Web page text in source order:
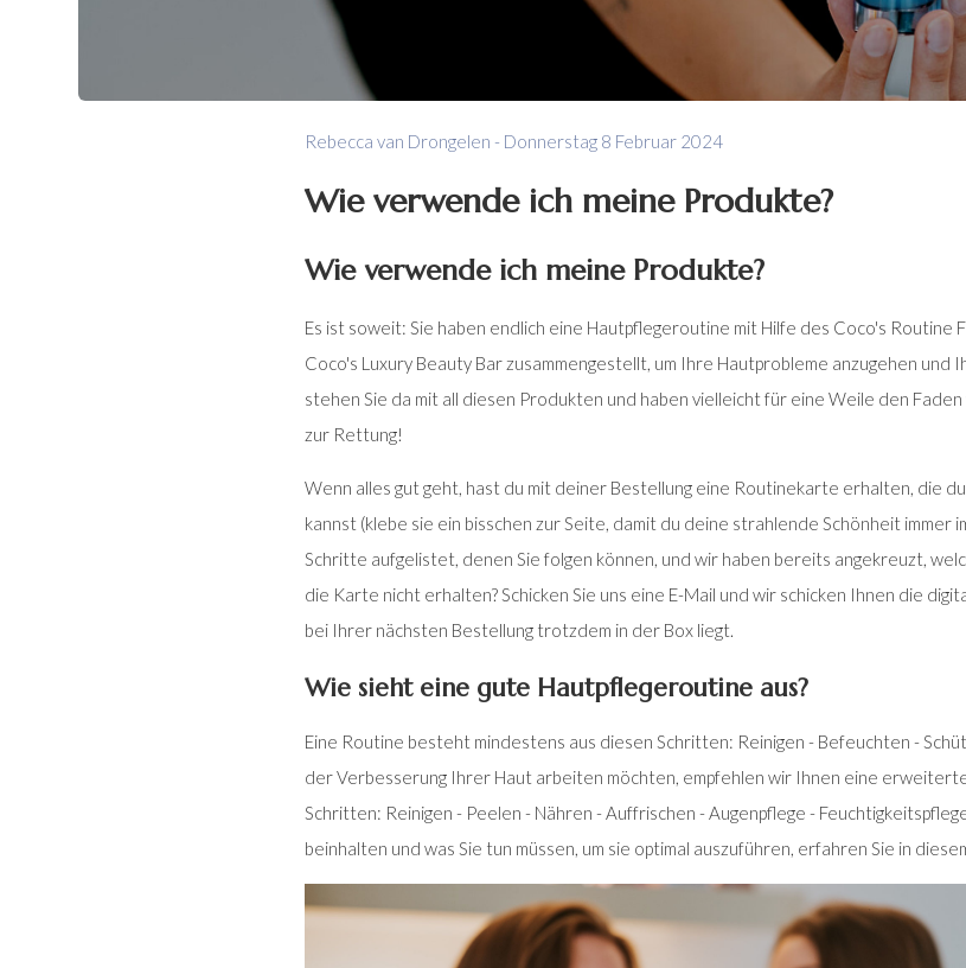
Rebecca van Drongelen - Donnerstag 8 Februar 2024
Wie verwende ich meine Produkte?
Wie verwende ich meine Produkte?
Es ist soweit: Sie haben endlich eine Hautpflegeroutine mit Hilfe des Coco's Routine
Coco's Luxury Beauty Bar zusammengestellt, um Ihre Hautprobleme anzugehen
stehen Sie da mit all diesen Produkten und haben vielleicht für eine Weile den
zur Rettung!
Wenn alles gut geht, hast du mit deiner Bestellung eine Routinekarte erhalten, die
kannst (klebe sie ein bisschen zur Seite, damit du deine strahlende Schönheit immer
Schritte aufgelistet, denen Sie folgen können, und wir haben bereits angekreuzt,
die Karte nicht erhalten? Schicken Sie uns eine E-Mail und wir schicken Ihnen die
bei Ihrer nächsten Bestellung trotzdem in der Box liegt.
Wie sieht eine gute Hautpflegeroutine aus?
Eine Routine besteht mindestens aus diesen Schritten: Reinigen - Befeuchten -
der Verbesserung Ihrer Haut arbeiten möchten, empfehlen wir Ihnen eine
Schritten: Reinigen - Peelen - Nähren - Auffrischen - Augenpflege -
beinhalten und was Sie tun müssen, um sie optimal auszuführen, erfahren Sie in